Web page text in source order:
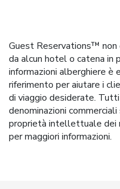
Guest Reservations™ non
da alcun hotel o catena in
informazioni alberghiere è
riferimento per aiutare i
di viaggio desiderate.
denominazioni
proprietà intellettuale dei
per maggiori informazioni.